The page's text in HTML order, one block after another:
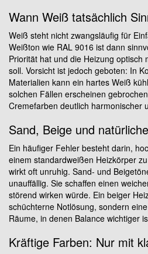
Wann Weiß tatsächlich
Weiß steht nicht zwangsläufig für
Weißton wie RAL 9016 ist dann
Priorität hat und die Heizung optisch
soll. Vorsicht ist jedoch geboten: In
Materialien kann ein hartes Weiß
solchen Fällen erscheinen
Cremefarben deutlich harmonischer
Sand, Beige und
Ein häufiger Fehler besteht darin,
einem standardweißen Heizkörper
wirkt oft unruhig. Sand- und
unauffällig. Sie schaffen einen
störend wirken würde. Ein beiger
schüchterne Notlösung, sondern
Räume, in denen Balance wichtiger
Kräftige Farben: Nur mit